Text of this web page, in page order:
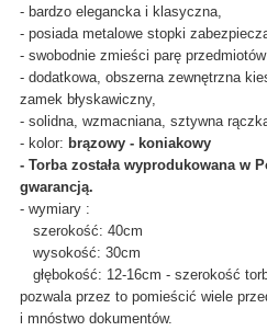
- bardzo elegancka i klasyczna,
- posiada metalowe stopki
- swobodnie zmieści parę
- dodatkowa, obszerna zewnętrzna
zamek błyskawiczny,
- solidna, wzmacniana, sztywna
- kolor: brązowy - koniakowy
- Torba została wyprodukowana w
gwarancją.
- wymiary :
szerokość: 40cm
wysokość: 30cm
głębokość: 12-16cm - szerokość
pozwala przez to pomieścić wiele
i mnóstwo dokumentów.